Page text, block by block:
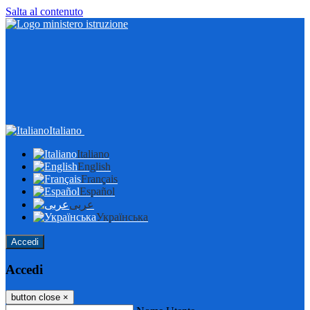
Salta al contenuto
Italiano
Italiano
English
Français
Español
عربى
Українська
Accedi
Accedi
button close ×